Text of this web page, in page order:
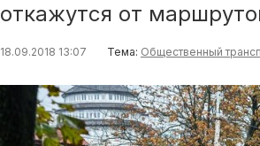
откажутся от
18.09.2018 13:07 Тема: Общественный